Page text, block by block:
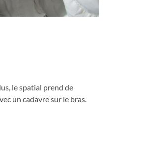
le spatial prend de
un cadavre sur le bras.